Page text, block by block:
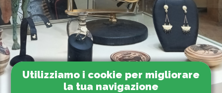
Utilizziamo i cookie per migliorare
la tua navigazione